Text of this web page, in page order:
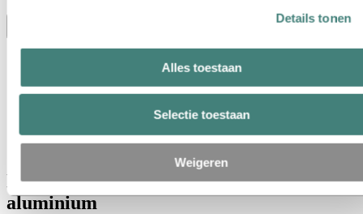
Details tonen
Alles toestaan
Selectie toestaan
Weigeren
Innovatie en technologie
Medewerkers en carrières
Recycling
Energy
Nieuwe stoel voor speciale behoeften, met
aluminium